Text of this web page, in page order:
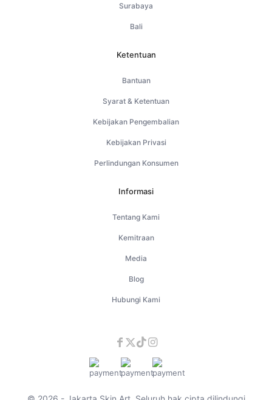
Surabaya
Bali
Ketentuan
Bantuan
Syarat & Ketentuan
Kebijakan Pengembalian
Kebijakan Privasi
Perlindungan Konsumen
Informasi
Tentang Kami
Kemitraan
Media
Blog
Hubungi Kami